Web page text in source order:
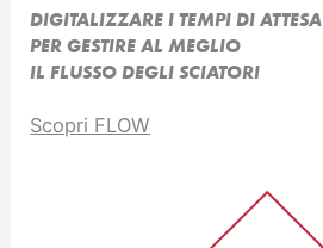
DIGITALIZZARE I TEMPI DI ATTESA
PER GESTIRE AL MEGLIO
IL FLUSSO DEGLI SCIATORI
Scopri FLOW